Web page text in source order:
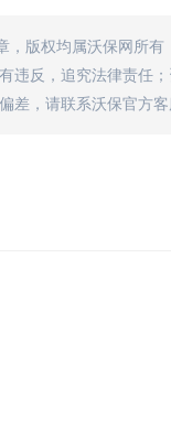
，版权均属沃保网所
违反，追究法律责任
差，请联系沃保官方